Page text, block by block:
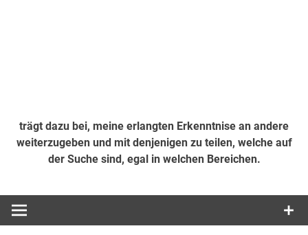
trägt dazu bei, meine erlangten Erkenntnise an andere
weiterzugeben und mit denjenigen zu teilen, welche auf
der Suche sind, egal in welchen Bereichen.